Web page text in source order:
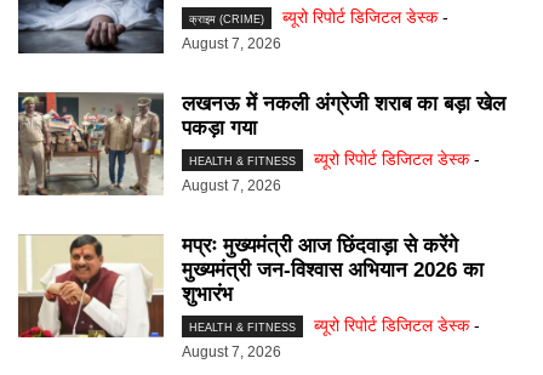
क्राइम (CRIME) ब्यूरो रिपोर्ट डिजिटल डेस्क -
August 7, 2026
लखनऊ में नकली अंग्रेजी शराब का बड़ा खेल
पकड़ा गया
HEALTH & FITNESS ब्यूरो रिपोर्ट डिजिटल डेस्क -
August 7, 2026
मप्रः मुख्यमंत्री आज छिंदवाड़ा से करेंगे
मुख्यमंत्री जन-विश्वास अभियान 2026 का
शुभारंभ
HEALTH & FITNESS ब्यूरो रिपोर्ट डिजिटल डेस्क -
August 7, 2026